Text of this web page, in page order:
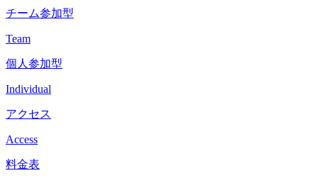
チーム参加型
Team
個人参加型
Individual
アクセス
Access
料金表